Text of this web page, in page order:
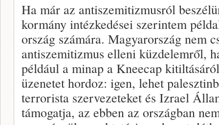
Ha már az antiszemitizmusról
kormány intézkedései szerintem
ország számára. Magyarország nem
antiszemitizmus elleni küzdelemről,
például a minap a Kneecap
üzenetet hordoz: igen, lehet
terrorista szervezeteket és Izrael
támogatja, az ebben az országban